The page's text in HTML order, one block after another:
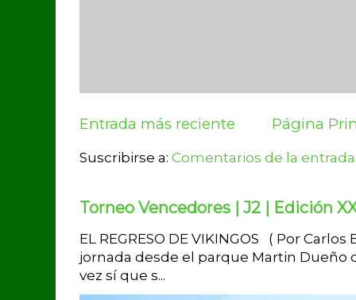
Entrada más reciente Página
Suscribirse a: Comentarios de la
Torneo Vencedores | J2 | Edición
EL REGRESO DE VIKINGOS ( Por
jornada desde el parque Martin Dueño
vez sí que s...